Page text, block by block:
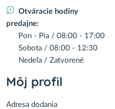
Otváracie hodiny
predajne:
Pon - Pia / 08:00 - 17:00
Sobota / 08:00 - 12:30
Nedeľa / Zatvorené
Môj profil
Adresa dodania